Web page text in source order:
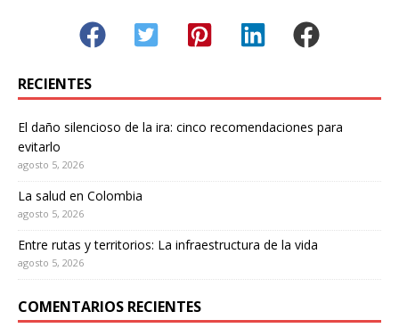
RECIENTES
El daño silencioso de la ira: cinco recomendaciones para
evitarlo
agosto 5, 2026
La salud en Colombia
agosto 5, 2026
Entre rutas y territorios: La infraestructura de la vida
agosto 5, 2026
COMENTARIOS RECIENTES